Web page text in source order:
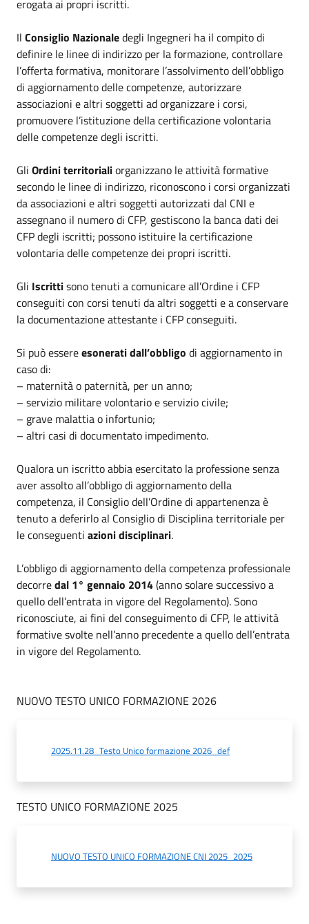
erogata ai propri iscritti.
Il Consiglio Nazionaledegli Ingegneri ha il compito di
definire le linee di indirizzo per la formazione, controllare
l’offerta formativa, monitorare l’assolvimento dell’obbligo
di aggiornamento delle competenze, autorizzare
associazioni e altri soggetti ad organizzare i corsi,
promuovere l’istituzione della certificazione volontaria
delle competenze degli iscritti.
Gli Ordini territorialiorganizzano le attività formative
secondo le linee di indirizzo, riconoscono i corsi organizzati
da associazioni e altri soggetti autorizzati dal CNI e
assegnano il numero di CFP, gestiscono la banca dati dei
CFP degli iscritti; possono istituire la certificazione
volontaria delle competenze dei propri iscritti.
Gli Iscrittisono tenuti a comunicare all’Ordine i CFP
conseguiti con corsi tenuti da altri soggetti e a conservare
la documentazione attestante i CFP conseguiti.
Si può essereesonerati dall’obbligo di aggiornamento in
caso di:
– maternità o paternità, per un anno;
– servizio militare volontario e servizio civile;
– grave malattia o infortunio;
– altri casi di documentato impedimento.
Qualora un iscritto abbia esercitato la professione senza
aver assolto all’obbligo di aggiornamento della
competenza, il Consiglio dell’Ordine di appartenenza è
tenuto a deferirlo al Consiglio di Disciplina territoriale per
le conseguenti azioni disciplinari.
L’obbligo di aggiornamento della competenza professionale
decorredal 1° gennaio 2014(anno solare successivo a
quello dell’entrata in vigore del Regolamento). Sono
riconosciute, ai fini del conseguimento di CFP, le attività
formative svolte nell’anno precedente a quello dell’entrata
in vigore del Regolamento.
NUOVO TESTO UNICO FORMAZIONE 2026
2025.11.28_Testo Unico formazione 2026_def
TESTO UNICO FORMAZIONE 2025
NUOVO TESTO UNICO FORMAZIONE CNI 2025_2025